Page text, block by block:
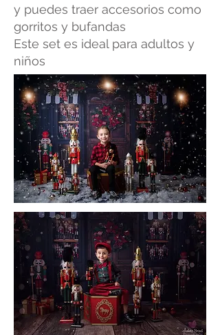
y puedes traer accesorios como
gorritos y bufandas
Este set es ideal para adultos y
niños